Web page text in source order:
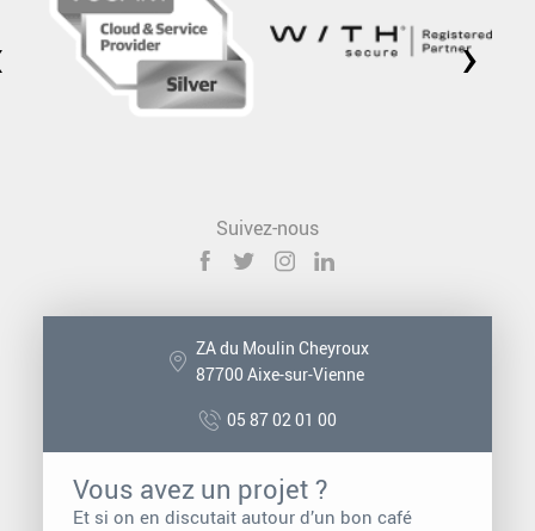
›
Suivez-nous
ZA du Moulin Cheyroux
87700 Aixe-sur-Vienne
05 87 02 01 00
Vous avez un projet ?
Et si on en discutait autour d’un bon café